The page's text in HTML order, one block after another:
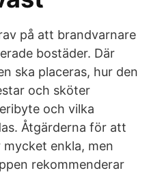
på att brandvarnare
bostäder. Där
ska placeras, hur den
och sköter
och vilka
Åtgärderna för att
enkla, men
rekommenderar